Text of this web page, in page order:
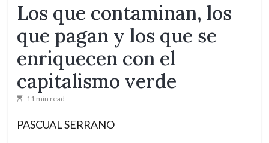
n
a
c
i
n
l
Los que contaminan, los
que pagan y los que se
enriquecen con el
capitalismo verde
11 min read
PASCUAL SERRANO